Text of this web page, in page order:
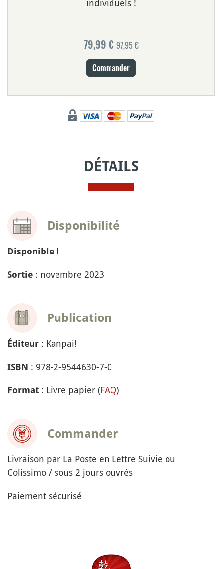
individuels !
79,99 €97,95 €
Commander
DÉTAILS
Disponibilité
Disponible !
Sortie : novembre 2023
Publication
Éditeur : Kanpai!
ISBN : 978-2-9544630-7-0
Format : Livre papier (FAQ)
Commander
Livraison par La Poste en Lettre Suivie ou
Colissimo / sous 2 jours ouvrés
Paiement sécurisé